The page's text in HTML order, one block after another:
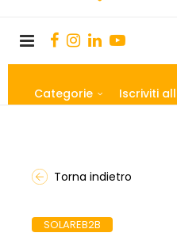
Categorie Iscriviti
Torna indietro
SOLAREB2B